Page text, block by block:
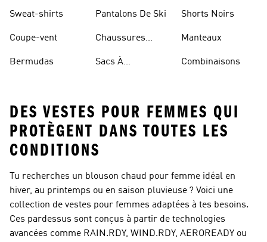
Sweat-shirts
Coupe-vent
Bermudas
Pantalons De Ski
Chaussures
Sacs À
Shorts Noirs
Manteaux
Combinaisons
DES VESTES POUR FEMMES QUI
PROTÈGENT DANS TOUTES LES
CONDITIONS
Tu recherches un blouson chaud pour femme idéal en
hiver, au printemps ou en saison pluvieuse ? Voici une
collection de vestes pour femmes adaptées à tes besoins.
Ces pardessus sont conçus à partir de technologies
avancées comme RAIN.RDY, WIND.RDY, AEROREADY ou